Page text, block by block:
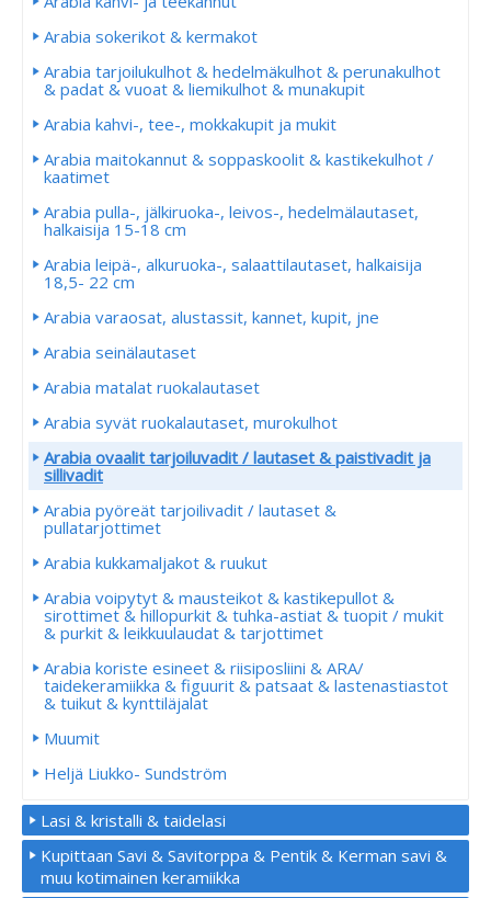
Arabia sokerikot & kermakot
Arabia tarjoilukulhot & hedelmäkulhot & perunakulhot
& padat & vuoat & liemikulhot & munakupit
Arabia kahvi-, tee-, mokkakupit ja mukit
Arabia maitokannut & soppaskoolit & kastikekulhot /
kaatimet
Arabia pulla-, jälkiruoka-, leivos-, hedelmälautaset,
halkaisija 15-18 cm
Arabia leipä-, alkuruoka-, salaattilautaset, halkaisija
18,5- 22 cm
Arabia varaosat, alustassit, kannet, kupit, jne
Arabia seinälautaset
Arabia matalat ruokalautaset
Arabia syvät ruokalautaset, murokulhot
Arabia ovaalit tarjoiluvadit / lautaset & paistivadit ja
sillivadit
Arabia pyöreät tarjoilivadit / lautaset &
pullatarjottimet
Arabia kukkamaljakot & ruukut
Arabia voipytyt & mausteikot & kastikepullot &
sirottimet & hillopurkit & tuhka-astiat & tuopit / mukit
& purkit & leikkuulaudat & tarjottimet
Arabia koriste esineet & riisiposliini & ARA/
taidekeramiikka & figuurit & patsaat & lastenastiastot
& tuikut & kynttiläjalat
Muumit
Heljä Liukko- Sundström
Lasi & kristalli & taidelasi
Kupittaan Savi & Savitorppa & Pentik & Kerman savi &
muu kotimainen keramiikka